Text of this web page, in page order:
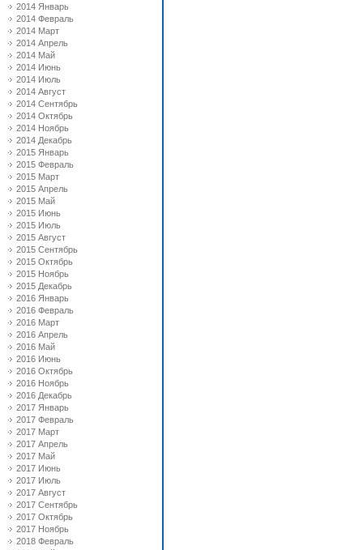
2014 Январь
2014 Февраль
2014 Март
2014 Апрель
2014 Май
2014 Июнь
2014 Июль
2014 Август
2014 Сентябрь
2014 Октябрь
2014 Ноябрь
2014 Декабрь
2015 Январь
2015 Февраль
2015 Март
2015 Апрель
2015 Май
2015 Июнь
2015 Июль
2015 Август
2015 Сентябрь
2015 Октябрь
2015 Ноябрь
2015 Декабрь
2016 Январь
2016 Февраль
2016 Март
2016 Апрель
2016 Май
2016 Июнь
2016 Октябрь
2016 Ноябрь
2016 Декабрь
2017 Январь
2017 Февраль
2017 Март
2017 Апрель
2017 Май
2017 Июнь
2017 Июль
2017 Август
2017 Сентябрь
2017 Октябрь
2017 Ноябрь
2018 Февраль